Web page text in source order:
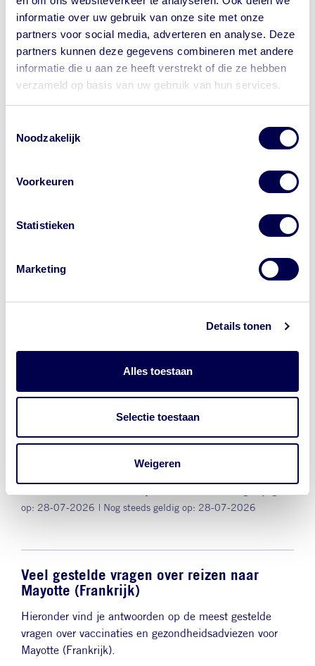
informatie over uw gebruik van onze site met onze
partners voor social media, adverteren en analyse. Deze
partners kunnen deze gegevens combineren met andere
informatie die u aan ze heeft verstrekt of die ze hebben
verzameld op basis van uw gebruik van hun services.
Noodzakelijk
Voorkeuren
Statistieken
Marketing
Details tonen
Alles toestaan
Selectie toestaan
Weigeren
Let op waar je op klikt.
Wil je bij de GGD een afspraak maken
Dé reizigerswebsite van 24
adverteren met de letters 'GGD' in
Stopmiddel bij diarree
Thermometer
Klamboe
NederlandWereldwijd - Ministerie
Demonstraties
Wat kan ik doen in een
op: 28-07-2026 | Nog steeds geldig op: 28-07-2026
Veel gestelde vragen over reizen naar
Mayotte (Frankrijk)
Hieronder vind je antwoorden op de meest gestelde
vragen over vaccinaties en gezondheidsadviezen voor
Mayotte (Frankrijk).